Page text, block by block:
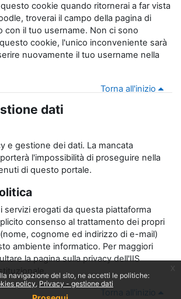
cookie quando ritornerai a far vista
troverai il campo della pagina di
con il tuo username. Non ci sono
cookie, l'unico inconveniente sarà
nuovamente il tuo username nella
Torna all'inizio
dati
e gestione dei dati. La mancata
l'impossibilità di proseguire nella
di questo portale.
servizi erogati da questa piattaforma
consenso al trattamento dei propri
cognome ed indirizzo di e-mail)
ambiente informatico. Per maggiori
lapagina sulla privacydell'IIS
Torna all'inizio
navigazione del sito, ne accetti le politiche:
policy Privacy - gestione dati